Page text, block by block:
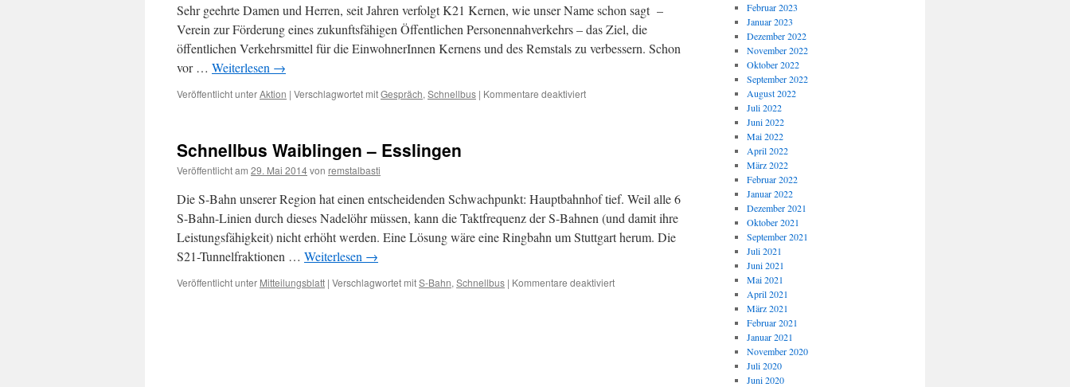
Sehr geehrte Damen und Herren, seit Jahren verfolgt K21 Kernen, wie unser Name schon sagt –
Verein zur Förderung eines zukunftsfähigen Öffentlichen Personennahverkehrs – das Ziel, die
öffentlichen Verkehrsmittel für die EinwohnerInnen Kernens und des Remstals zu verbessern. Schon
vor … Weiterlesen →
Veröffentlicht unterAktion | Verschlagwortet mitGespräch, Schnellbus | Kommentare deaktiviertfür
Kernen,
MdL
Jochen
Haußmann,
Schnellbus Waiblingen – Esslingen
Veröffentlicht am 29. Mai 2014von remstalbasti
Die S-Bahn unserer Region hat einen entscheidenden Schwachpunkt: Hauptbahnhof tief. Weil alle 6
S-Bahn-Linien durch dieses Nadelöhr müssen, kann die Taktfrequenz der S-Bahnen (und damit ihre
Leistungsfähigkeit) nicht erhöht werden. Eine Lösung wäre eine Ringbahn um Stuttgart herum. Die
S21-Tunnelfraktionen … Weiterlesen →
Veröffentlicht unter Mitteilungsblatt | Verschlagwortet mitS-Bahn, Schnellbus | Kommentare deaktiviertfür
Februar 2023
Januar 2023
Dezember 2022
November 2022
Oktober 2022
September 2022
August 2022
Juli 2022
Juni 2022
Mai 2022
April 2022
März 2022
Februar 2022
Januar 2022
Dezember 2021
Oktober 2021
September 2021
Juli 2021
Juni 2021
Mai 2021
April 2021
März 2021
Februar 2021
Januar 2021
November 2020
Juli 2020
Juni 2020